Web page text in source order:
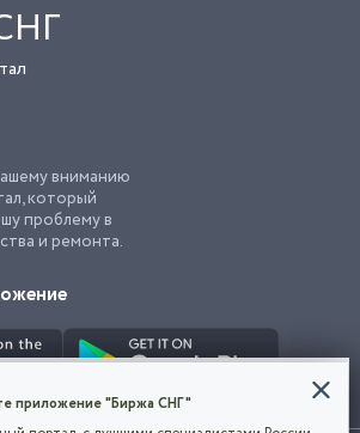
вниманию
который
проблему в
и ремонта.
приложение "Биржа СНГ"